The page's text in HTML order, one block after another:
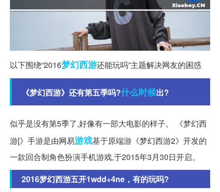
以下围绕“2016梦幻西游还能玩吗”主题解决网友的困惑
《梦幻西游》还有第五季吗?什么时候出?
似乎是没有第5季了,好像有一部大电影的样子。 《梦幻西
游[》手游是由网易游戏基于原端游《梦幻西游2》开发的
一款回合制角色扮演手机游戏,于2015年3月30日开启。
2016梦幻西游五开1wdd+4ne，有的玩吗?